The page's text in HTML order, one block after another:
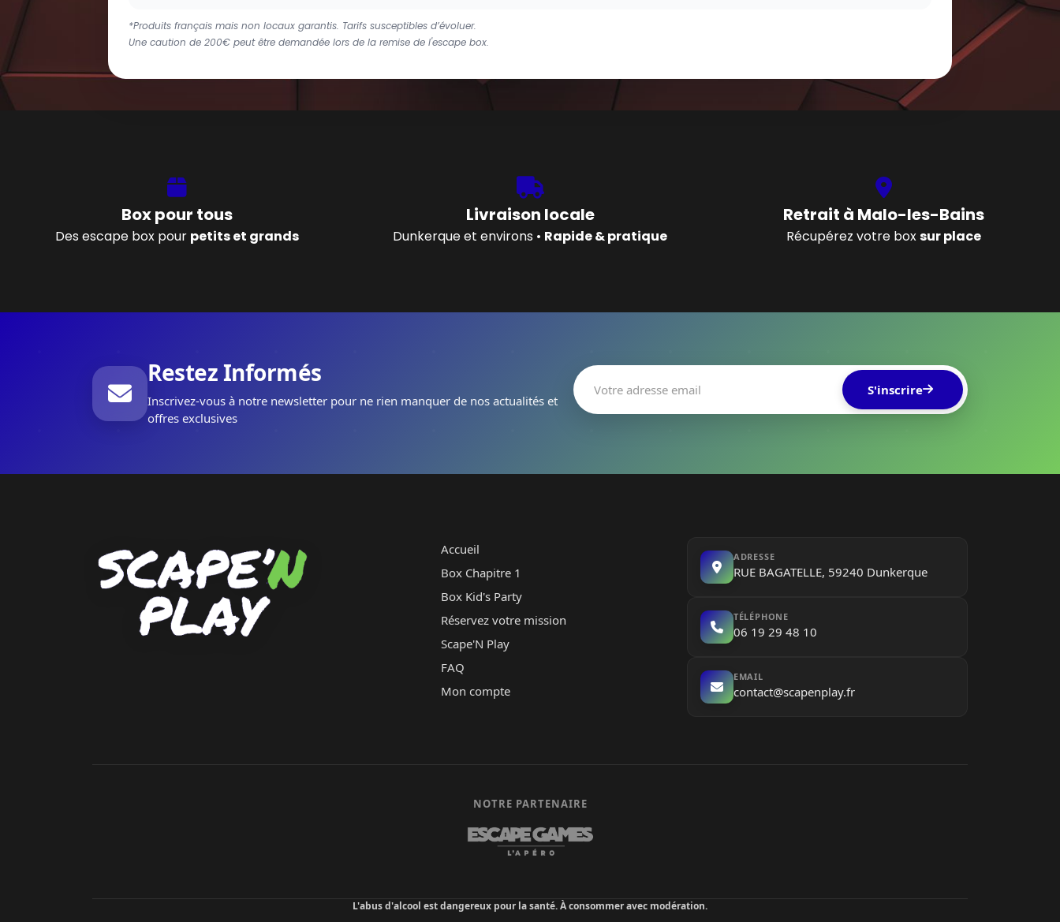
*Produits français mais non locaux garantis. Tarifs susceptibles d’évoluer.
Une caution de 200€ peut être demandée lors de la remise de l'escape box.
Box pour tous
Des escape box pour petits et grands
Livraison locale
Dunkerque et environs • Rapide & pratique
Retrait à Malo-les-Bains
Récupérez votre boxsur place
Restez Informés
Inscrivez-vous à notre newsletter pour ne rien manquer de nos actualités et
offres exclusives
S'inscrire
Accueil
Box Chapitre 1
Box Kid's Party
Réservez votre mission
Scape'N Play
FAQ
Mon compte
ADRESSE
RUE BAGATELLE, 59240 Dunkerque
TÉLÉPHONE
06 19 29 48 10
EMAIL
contact@scapenplay.fr
NOTRE PARTENAIRE
L'abus d'alcool est dangereux pour la santé. À consommer avec modération.